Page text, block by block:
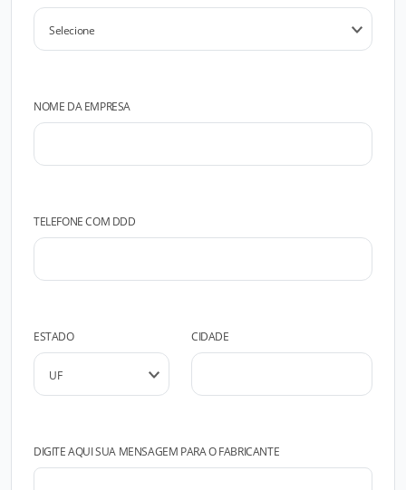
NOME DA EMPRESA
TELEFONE COM DDD
ESTADO CIDADE
DIGITE AQUI SUA MENSAGEM PARA O FABRICANTE